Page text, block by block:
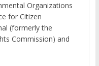
Organizations
for Citizen
(formerly the
Commission) and